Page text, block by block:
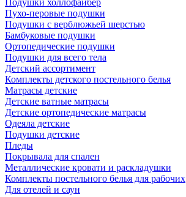
Подушки холлофайбер
Пухо-перовые подушки
Подушки с верблюжьей шерстью
Бамбуковые подушки
Ортопедические подушки
Подушки для всего тела
Детский ассортимент
Комплекты детского постельного белья
Матрасы детские
Детские ватные матрасы
Детские ортопедические матрасы
Одеяла детские
Подушки детские
Пледы
Покрывала для спален
Металлические кровати и раскладушки
Комплекты постельного белья для рабочих
Для отелей и саун